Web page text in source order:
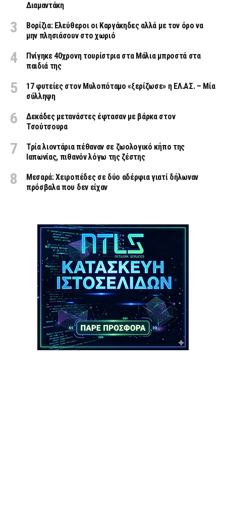
Διαμαντάκη
Βορίζια: Ελεύθεροι οι Καργάκηδες αλλά με τον όρο να
μην πλησιάσουν στο χωριό
Πνίγηκε 40χρονη τουρίστρια στα Μάλια μπροστά στα
παιδιά της
17 φυτείες στον Μυλοπόταμο «ξερίζωσε» η ΕΛ.ΑΣ. – Μία
σύλληψη
Δεκάδες μετανάστες έφτασαν με βάρκα στον
Τσούτσουρα
Τρία λιοντάρια πέθαναν σε ζωολογικό κήπο της
Ιαπωνίας, πιθανόν λόγω της ζέστης
Μεσαρά: Χειροπέδες σε δύο αδέρφια γιατί δήλωναν
πρόσβαλα που δεν είχαν